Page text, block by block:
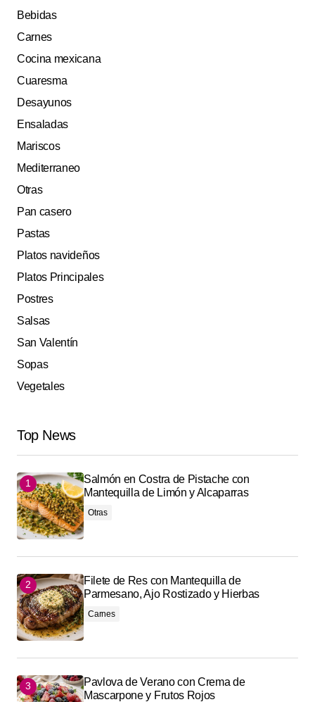
Bebidas
Carnes
Cocina mexicana
Cuaresma
Desayunos
Ensaladas
Mariscos
Mediterraneo
Otras
Pan casero
Pastas
Platos navideños
Platos Principales
Postres
Salsas
San Valentín
Sopas
Vegetales
Top News
Salmón en Costra de Pistache con
Mantequilla de Limón y Alcaparras
Otras
Filete de Res con Mantequilla de
Parmesano, Ajo Rostizado y Hierbas
Carnes
Pavlova de Verano con Crema de
Mascarpone y Frutos Rojos